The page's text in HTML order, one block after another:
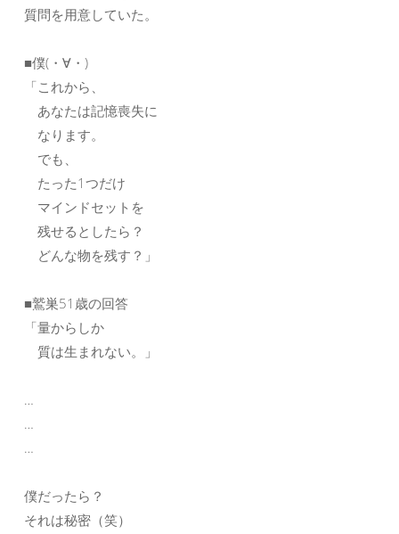
質問を用意していた。
■僕(・∀・)
「これから、
あなたは記憶喪失に
なります。
でも、
たった1つだけ
マインドセットを
残せるとしたら？
どんな物を残す？」
■鷲巣51歳の回答
「量からしか
質は生まれない。」
…
…
…
僕だったら？
それは秘密（笑）